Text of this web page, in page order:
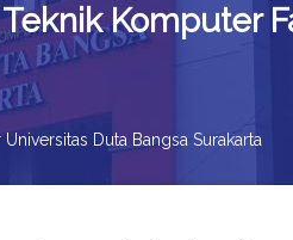
Komputer
Duta Bangsa Surakarta